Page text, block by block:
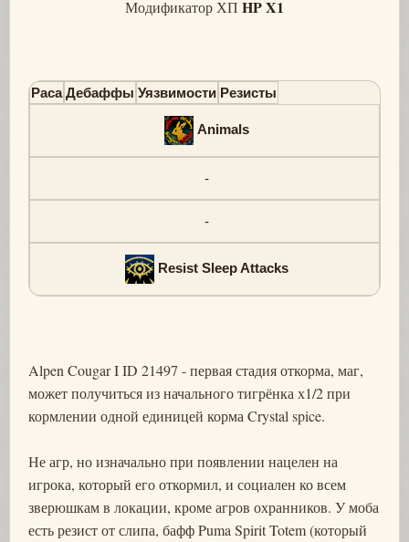
Модификатор ХП HP X1
Раса Дебаффы Уязвимости Резисты
Animals
-
-
Resist Sleep Attacks
Alpen Cougar I ID 21497 - первая стадия откорма, маг,
может получиться из начального тигрёнка х1/2 при
кормлении одной единицей корма Crystal spice.
Не агр, но изначально при появлении нацелен на
игрока, который его откормил, и социален ко всем
зверюшкам в локации, кроме агров охранников. У моба
есть резист от слипа, бафф Puma Spirit Totem (который